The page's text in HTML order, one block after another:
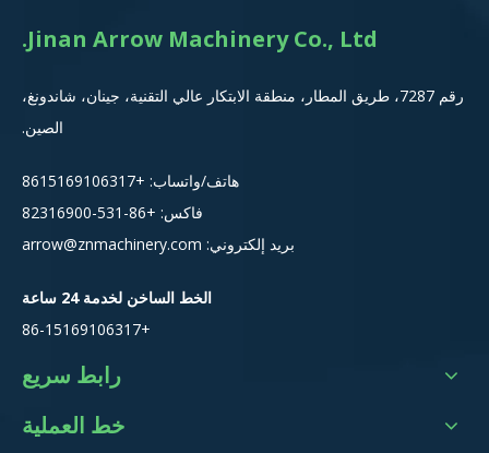
Jinan Arrow Machinery Co., Ltd.
رقم 7287، طريق المطار، منطقة الابتكار عالي التقنية، جينان، شاندونغ،
الصين.
هاتف/واتساب: +8615
169106317
فاكس: +86-531-82316900
بريد إلكتروني: arrow@znmachinery.com
الخط الساخن لخدمة 24 ساعة
+86-15169106317
رابط سريع
خط العملية